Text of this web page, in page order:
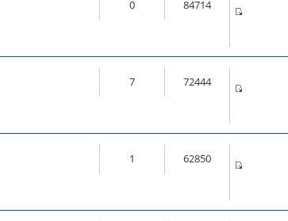
0 84714
7 72444
1 62850